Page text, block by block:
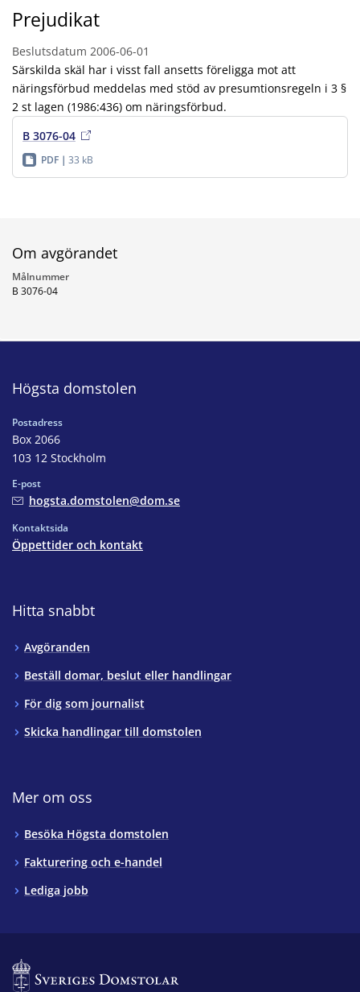
Prejudikat
Beslutsdatum 2006-06-01
Särskilda skäl har i visst fall ansetts föreligga mot att
näringsförbud meddelas med stöd av presumtionsregeln i 3 §
2 st lagen (1986:436) om näringsförbud.
B 3076-04
PDF 33 kB
Om avgörandet
Målnummer
B 3076-04
Högsta domstolen
Postadress
Box 2066
103 12 Stockholm
E-post
hogsta.domstolen@dom.se
Kontaktsida
Öppettider och kontakt
Hitta snabbt
Avgöranden
Beställ domar, beslut eller handlingar
För dig som journalist
Skicka handlingar till domstolen
Mer om oss
Besöka Högsta domstolen
Fakturering och e-handel
Lediga jobb